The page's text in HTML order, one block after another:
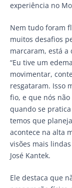
experiência no
Nem tudo foram
muitos desafios
marcaram, está a
“Eu tive um
movimentar,
resgataram. Isso
fio, e que nós
quando se
temos que
acontece na alta
visões mais
José Kantek.
Ele destaca que